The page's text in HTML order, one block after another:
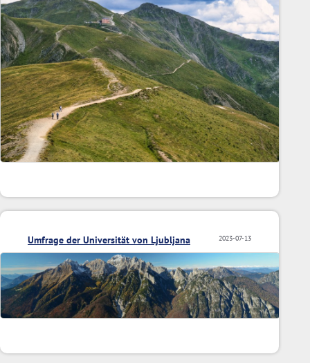
2023-07-13
Umfrage der Universität von Ljubljana